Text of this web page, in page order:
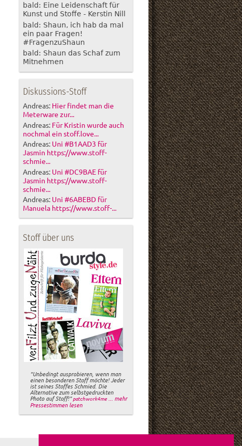
bald: Eine Leidenschaft für
Kunst und Stoffe - Kerstin Nill
bald: Shaun, ich hab da mal
ein paar Fragen!
#FragenzuShaun
bald: Shaun das Schaf zum
Mitnehmen
Diskussions-Stoff
Andreas: Hier findet man die
Meterware zur...
Andreas: Für Kristin wurde auch
nochmal ein stoff.love...
Andreas: Uni #B1AAD3 für
Jasmin https://www.stoff-
schmie...
Andreas: Uni #DC9BAE für
Jasmin https://www.stoff-
schmie...
Andreas: Uni #6ABEBD für
Manuela https://www.stoff-...
Stoff über uns
"Unbedingt ausprobieren, wenn man
einen besonderen Stoff möchte! Jeder
ist seines Stoffes Schmied. Die
Alternative zum selbstgedruckten
Photo auf Stoff!"patchwork4me ... mehr
Pressestimmen lesen